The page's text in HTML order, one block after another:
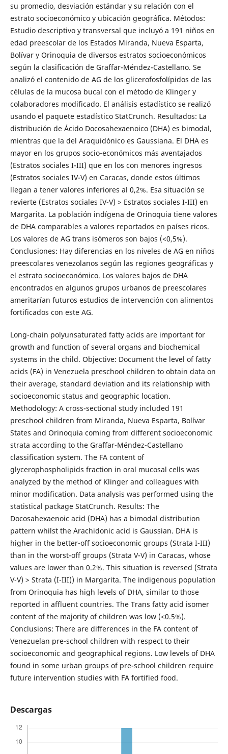
su promedio, desviación estándar y su relación con el
estrato socioeconómico y ubicación geográfica. Métodos:
Estudio descriptivo y transversal que incluyó a 191 niños en
edad preescolar de los Estados Miranda, Nueva Esparta,
Bolívar y Orinoquia de diversos estratos socioeconómicos
según la clasificación de Graffar-Méndez-Castellano. Se
analizó el contenido de AG de los glicerofosfolípidos de las
células de la mucosa bucal con el método de Klinger y
colaboradores modificado. El análisis estadístico se realizó
usando el paquete estadístico StatCrunch. Resultados: La
distribución de Ácido Docosahexaenoico (DHA) es bimodal,
mientras que la del Araquidónico es Gaussiana. El DHA es
mayor en los grupos socio-económicos más aventajados
(Estratos sociales I-III) que en los con menores ingresos
(Estratos sociales IV-V) en Caracas, donde estos últimos
llegan a tener valores inferiores al 0,2%. Esa situación se
revierte (Estratos sociales IV-V) > Estratos sociales I-III) en
Margarita. La población indígena de Orinoquia tiene valores
de DHA comparables a valores reportados en países ricos.
Los valores de AG trans isómeros son bajos (<0,5%).
Conclusiones: Hay diferencias en los niveles de AG en niños
preescolares venezolanos según las regiones geográficas y
el estrato socioeconómico. Los valores bajos de DHA
encontrados en algunos grupos urbanos de preescolares
ameritarían futuros estudios de intervención con alimentos
fortificados con este AG.
Long-chain polyunsaturated fatty acids are important for
growth and function of several organs and biochemical
systems in the child. Objective: Document the level of fatty
acids (FA) in Venezuela preschool children to obtain data on
their average, standard deviation and its relationship with
socioeconomic status and geographic location.
Methodology: A cross-sectional study included 191
preschool children from Miranda, Nueva Esparta, Bolívar
States and Orinoquia coming from different socioeconomic
strata according to the Graffar-Méndez-Castellano
classification system. The FA content of
glycerophospholipids fraction in oral mucosal cells was
analyzed by the method of Klinger and colleagues with
minor modification. Data analysis was performed using the
statistical package StatCrunch. Results: The
Docosahexaenoic acid (DHA) has a bimodal distribution
pattern whilst the Arachidonic acid is Gaussian. DHA is
higher in the better-off socioeconomic groups (Strata I-III)
than in the worst-off groups (Strata V-V) in Caracas, whose
values are lower than 0.2%. This situation is reversed (Strata
V-V) > Strata (I-III)) in Margarita. The indigenous population
from Orinoquia has high levels of DHA, similar to those
reported in affluent countries. The Trans fatty acid isomer
content of the majority of children was low (<0.5%).
Conclusions: There are differences in the FA content of
Venezuelan pre-school children with respect to their
socioeconomic and geographical regions. Low levels of DHA
found in some urban groups of pre-school children require
future intervention studies with FA fortified food.
Descargas